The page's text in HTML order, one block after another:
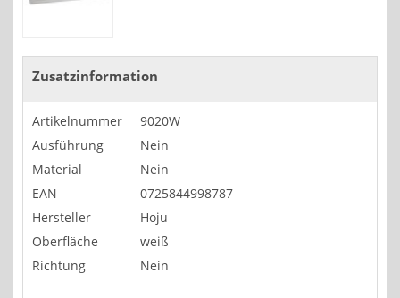
Zusatzinformation
Artikelnummer
9020W
Ausführung
Nein
Material
Nein
EAN
0725844998787
Hersteller
Hoju
Oberfläche
weiß
Richtung
Nein